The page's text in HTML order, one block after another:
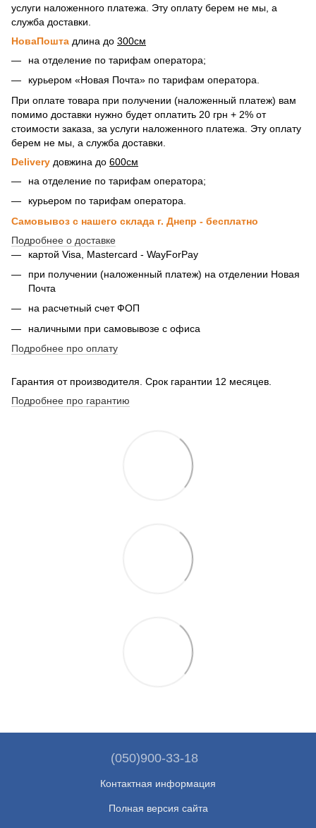
услуги наложенного платежа. Эту оплату берем не мы, а
служба доставки.
НоваПошта длина до 300см
на отделение по тарифам оператора;
курьером «Новая Почта» по тарифам оператора.
При оплате товара при получении (наложенный платеж) вам
помимо доставки нужно будет оплатить 20 грн + 2% от
стоимости заказа, за услуги наложенного платежа. Эту оплату
берем не мы, а служба доставки.
Delivery довжина до 600см
на отделение по тарифам оператора;
курьером по тарифам оператора.
Самовывоз с нашего склада г. Днепр - бесплатно
Подробнее о доставке
картой Visa, Mastercard - WayForPay
при получении (наложенный платеж) на отделении Новая
Почта
на расчетный счет ФОП
наличными при самовывозе с офиса
Подробнее про оплату
Гарантия от производителя. Срок гарантии 12 месяцев.
Подробнее про гарантию
(050)900-33-18
Контактная информация
Полная версия сайта